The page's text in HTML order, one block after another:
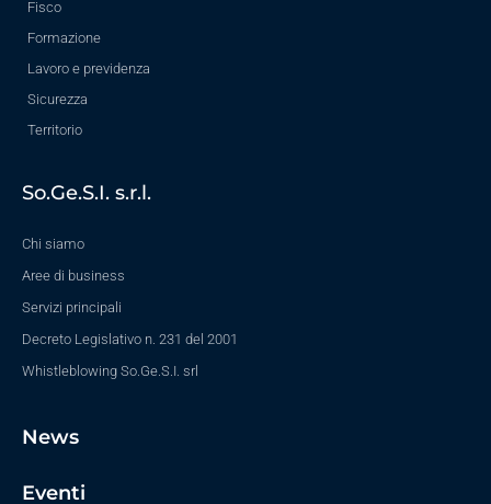
Fisco
Formazione
Lavoro e previdenza
Sicurezza
Territorio
So.Ge.S.I. s.r.l.
Chi siamo
Aree di business
Servizi principali
Decreto Legislativo n. 231 del 2001
Whistleblowing So.Ge.S.I. srl
News
Eventi